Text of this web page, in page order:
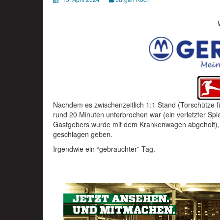
Nachdem es zwischenzeitlich 1:1 Stand
rund 20 Minuten unterbrochen war (ein verletzter
Gastgebers wurde mit dem Krankenwagen
geschlagen geben.
Irgendwie ein “gebrauchter” Tag.